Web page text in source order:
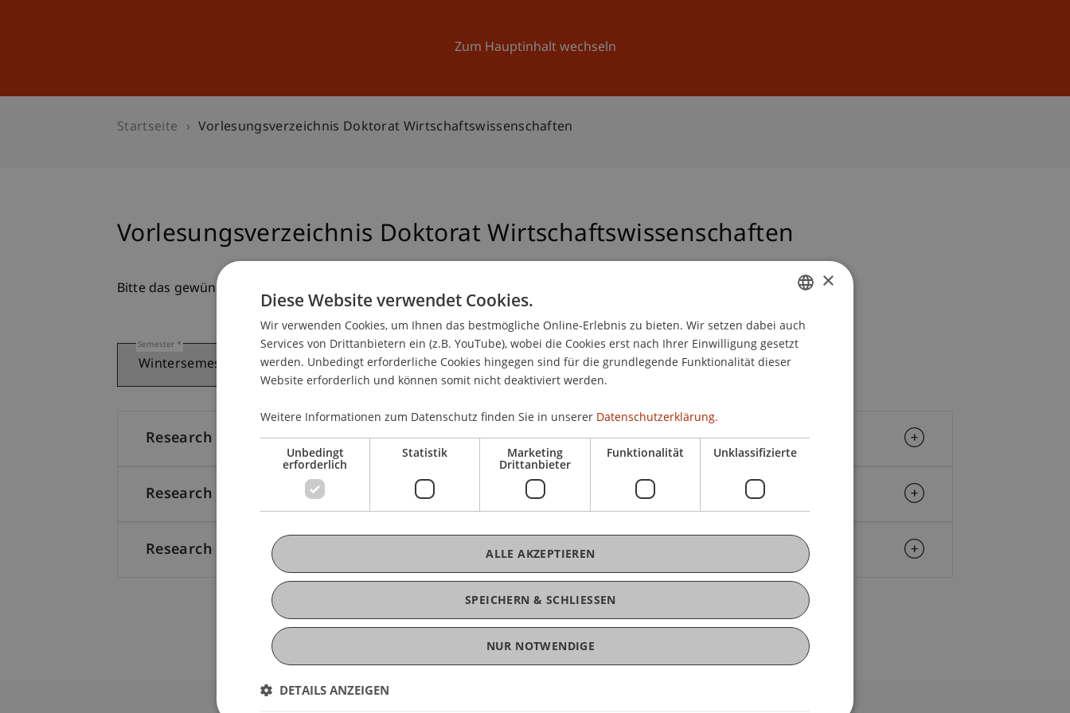
Zum Hauptinhalt wechseln
Universität Aktuelles
Startseite Vorlesungsverzeichnis Doktorat Wirtschaftswissenschaften
Vorlesungsverzeichnis Doktorat Wirtschaftswissenschaften
Bitte das gewünschte Semester auswählen
Semester
Research Colloquium with Discussion (ECO & FIN)
Research Colloquium with Presentation (ECO & FIN)
Research Project and Scientific Publishing A
GERMAN
ENGLISH
×
Diese Website verwendet Cookies.
Wir verwenden Cookies, um Ihnen das bestmögliche Online-Erlebnis zu bieten. Wir setzen dabei auch
Services von Drittanbietern ein (z.B. YouTube), wobei die Cookies erst nach Ihrer Einwilligung gesetzt
werden. Unbedingt erforderliche Cookies hingegen sind für die grundlegende Funktionalität dieser
Website erforderlich und können somit nicht deaktiviert werden.
Weitere Informationen zum Datenschutz finden Sie in unserer Datenschutzerklärung.
Unbedingt
erforderlich
Statistik Marketing
Drittanbieter
Funktionalität Unklassifizierte
SPEICHERN & SCHLIESSEN
ALLE AKZEPTIEREN
NUR NOTWENDIGE
DETAILS ANZEIGEN